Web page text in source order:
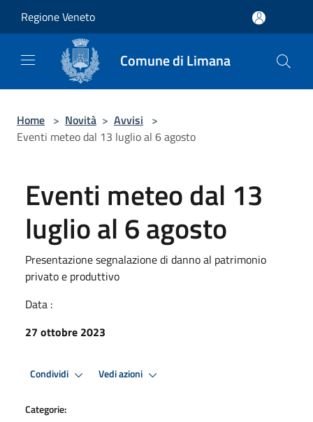
Regione Veneto
Comune di Limana
Home > Novità > Avvisi >
Eventi meteo dal 13 luglio al 6 agosto
Eventi meteo dal 13
luglio al 6 agosto
Presentazione segnalazione di danno al patrimonio
privato e produttivo
Data :
27 ottobre 2023
Condividi Vedi azioni
Categorie: